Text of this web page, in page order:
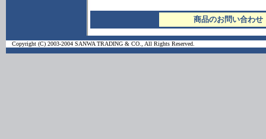
商品のお問い合わせ
Copyright (C) 2003-2004 SANWA TRADING & CO., All Rights Reserved.